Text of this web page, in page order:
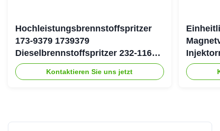
Hochleistungsbrennstoffspritzer
173-9379 1739379
Dieselbrennstoffspritzer 232-1167
2321167 für Caterpillar 3126 Motor
Kontaktieren Sie uns jetzt
4754